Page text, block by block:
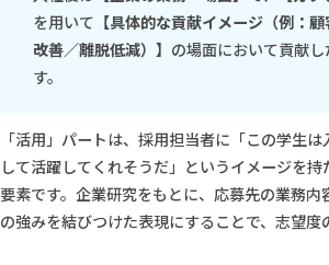
を用いて 【具体的な貢献イメージ（例：
改善／離脱低減）】 の場面において貢献
す。
「活用」パートは、採用担当者に「この学生
して活躍してくれそうだ」というイメージを
要素です。企業研究をもとに、応募先の業務
の強みを結びつけた表現にすることで、志望度